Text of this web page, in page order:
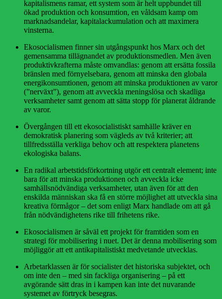
kapitalismens ramar, ett system som är helt uppbundet till
ökad produktion och konsumtion, en våldsam kamp om
marknadsandelar, kapitalackumulation och att maximera
vinsterna.
Ekosocialismen finner sin utgångspunkt hos Marx och det
gemensamma tillägnandet av produktionsmedlen. Men även
produktivkrafterna måste omvandlas: genom att ersätta fossila
bränslen med förnyelsebara, genom att minska den globala
energikonsumtionen, genom att minska produktionen av varor
(”nerväxt”), genom att avveckla meningslösa och skadliga
verksamheter samt genom att sätta stopp för planerat åldrande
av varor.
Övergången till ett ekosocialistiskt samhälle kräver en
demokratisk planering som vägleds av två kriterier; att
tillfredsställa verkliga behov och att respektera planetens
ekologiska balans.
En radikal arbetstidsförkortning utgör ett centralt element; inte
bara för att minska produktionen och avveckla icke
samhällsnödvändiga verksamheter, utan även för att den
enskilda människan ska få en större möjlighet att utveckla sina
kreativa förmågor – det som enligt Marx handlade om att gå
från nödvändighetens rike till frihetens rike.
Ekosocialismen är såväl ett projekt för framtiden som en
strategi för mobilisering i nuet. Det är denna mobilisering som
möjliggör att ett antikapitalistiskt medvetande utvecklas.
Arbetarklassen är för socialister det historiska subjektet, och
om inte den – med sin fackliga organisering – på ett
avgörande sätt dras in i kampen kan inte det nuvarande
systemet av förtryck besegras.